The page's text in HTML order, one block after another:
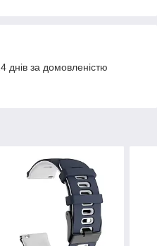
днів за домовленістю